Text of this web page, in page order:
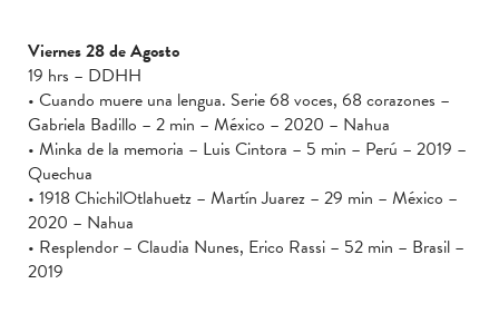
Viernes 28 de Agosto
19 hrs – DDHH
• Cuando muere una lengua. Serie 68 voces, 68 corazones –
Gabriela Badillo – 2 min – México – 2020 – Nahua
• Minka de la memoria – Luis Cintora – 5 min – Perú – 2019 –
Quechua
• 1918 ChichilOtlahuetz – Martín Juarez – 29 min – México –
2020 – Nahua
• Resplendor – Claudia Nunes, Erico Rassi – 52 min – Brasil –
2019